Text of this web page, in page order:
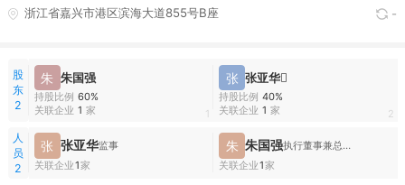
浙江省嘉兴市港区滨海大道855号B座 -
股
东
2
朱 朱国强
持股比例 60%
关联企业 1 家 1
张 张亚华
持股比例 40%
关联企业 1 家 2
人
员
2
张 张亚华监事
关联企业1家
朱 朱国强
执行董事兼总经理
关联企业1家